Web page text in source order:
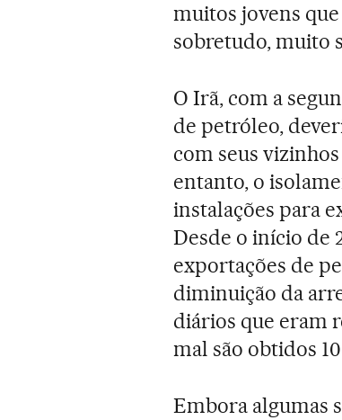
muitos jovens
sobretudo, muito
O Irã, com a
de petróleo,
com seus
entanto, o
instalações para
Desde o início de
exportações de
diminuição da
diários que eram
mal são obtidos
Embora algumas